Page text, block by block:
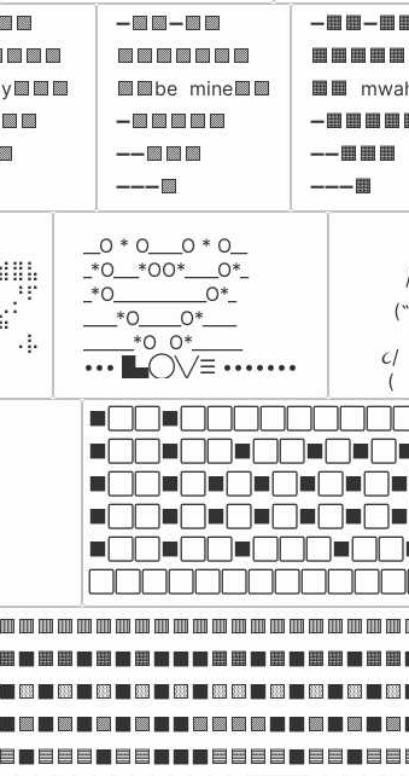
➖🟪🟪➖🟪🟪
🟪🟪🟪🟪🟪🟪🟪
🟪🟪be  mine🟪🟪
➖🟪🟪🟪🟪🟪
➖➖🟪🟪🟪
➖➖➖🟪
🟧🟧
➖➖🟧🟧🟧
➖➖➖🟧
__O * O____O * O__
_*O___*OO*____O*_
_*O___________O*_
____*O_____O*____
______*O  O*______
••• █▄◯╲╱☰ •••••••
૮/
(